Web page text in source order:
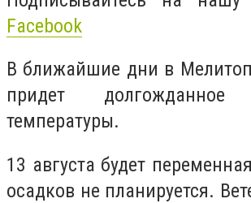
Facebook
В ближайшие дни в
придет долгожданное
температуры.
13 августа будет
осадков не планируется.